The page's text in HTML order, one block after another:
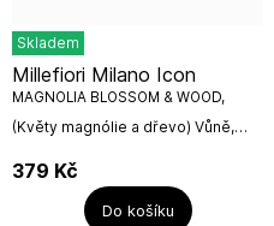
Skladem
(Květy magnólie a dřevo) Vůně,
kouzelné magnólie: snění pod
rozkvetlým stromem magnólie,
vdechování...
Millefiori Milano Icon
MAGNOLIA BLOSSOM & WOOD,
textil 47 g
379 Kč
Do košíku